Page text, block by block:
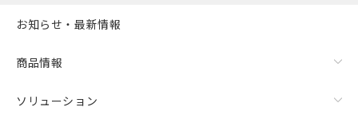
お知らせ・最新情報
商品情報
ソリューション